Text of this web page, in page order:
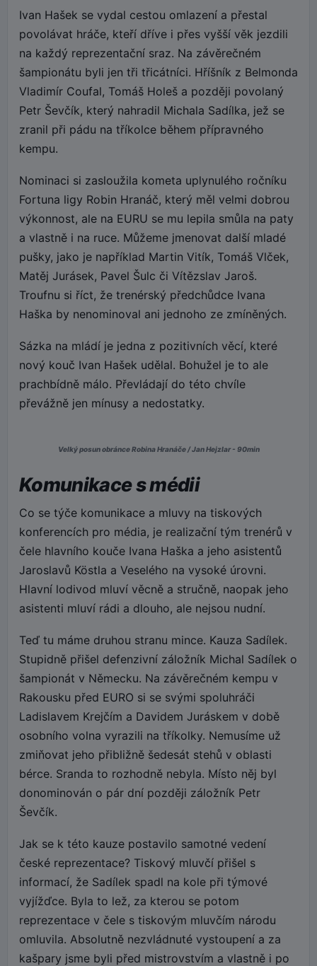
Ivan Hašek se vydal cestou omlazení a přestal
povolávat hráče, kteří dříve i přes vyšší věk jezdili
na každý reprezentační sraz. Na závěrečném
šampionátu byli jen tři třicátníci. Hříšník z Belmonda
Vladimír Coufal, Tomáš Holeš a později povolaný
Petr Ševčík, který nahradil Michala Sadílka, jež se
zranil při pádu na tříkolce během přípravného
kempu.
Nominaci si zasloužila kometa uplynulého ročníku
Fortuna ligy Robin Hranáč, který měl velmi dobrou
výkonnost, ale na EURU se mu lepila smůla na paty
a vlastně i na ruce. Můžeme jmenovat další mladé
pušky, jako je například Martin Vitík, Tomáš Vlček,
Matěj Jurásek, Pavel Šulc či Vítězslav Jaroš.
Troufnu si říct, že trenérský předchůdce Ivana
Haška by nenominoval ani jednoho ze zmíněných.
Sázka na mládí je jedna z pozitivních věcí, které
nový kouč Ivan Hašek udělal. Bohužel je to ale
prachbídně málo. Převládají do této chvíle
převážně jen mínusy a nedostatky.
Velký posun obránce Robina Hranáče / Jan Hejzlar - 90min
Komunikace s médii
Co se týče komunikace a mluvy na tiskových
konferencích pro média, je realizační tým trenérů v
čele hlavního kouče Ivana Haška a jeho asistentů
Jaroslavů Köstla a Veselého na vysoké úrovni.
Hlavní lodivod mluví věcně a stručně, naopak jeho
asistenti mluví rádi a dlouho, ale nejsou nudní.
Teď tu máme druhou stranu mince. Kauza Sadílek.
Stupidně přišel defenzivní záložník Michal Sadílek o
šampionát v Německu. Na závěrečném kempu v
Rakousku před EURO si se svými spoluhráči
Ladislavem Krejčím a Davidem Juráskem v době
osobního volna vyrazili na tříkolky. Nemusíme už
zmiňovat jeho přibližně šedesát stehů v oblasti
bérce. Sranda to rozhodně nebyla. Místo něj byl
donominován o pár dní později záložník Petr
Ševčík.
Jak se k této kauze postavilo samotné vedení
české reprezentace? Tiskový mluvčí přišel s
informací, že Sadílek spadl na kole při týmové
vyjížďce. Byla to lež, za kterou se potom
reprezentace v čele s tiskovým mluvčím národu
omluvila. Absolutně nezvládnuté vystoupení a za
kašpary jsme byli před mistrovstvím a vlastně i po